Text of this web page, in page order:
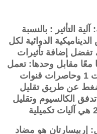
آلية التأثير : بالنسبة
الدوائية لكل
، تفضل إضافة تأثيرات
معًا مقابل وحدها: تعمل
كل من مضادات مستقبلات أ ت 1 وحاصرات قنوات
عن طريق تقليل
الكالسيوم وتقليل
إربيسارتان هو مضاد